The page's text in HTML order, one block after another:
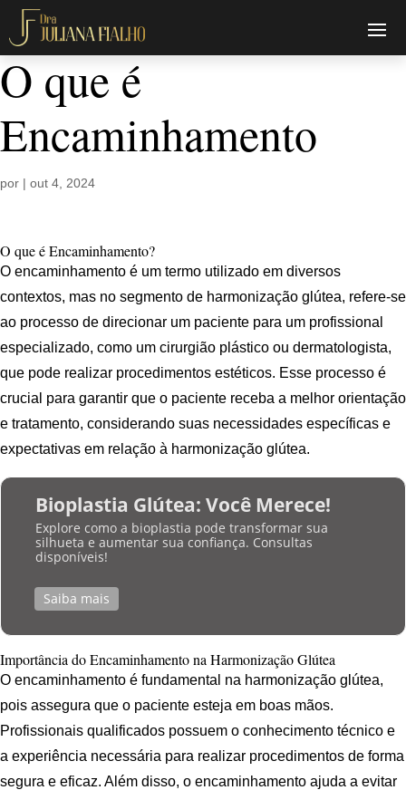
O que é
Encaminhamento
por | out 4, 2024
O que é Encaminhamento?
O encaminhamento é um termo utilizado em diversos
contextos, mas no segmento de harmonização glútea, refere-se
ao processo de direcionar um paciente para um profissional
especializado, como um cirurgião plástico ou dermatologista,
que pode realizar procedimentos estéticos. Esse processo é
crucial para garantir que o paciente receba a melhor orientação
e tratamento, considerando suas necessidades específicas e
expectativas em relação à harmonização glútea.
Bioplastia Glútea: Você Merece!
Explore como a bioplastia pode transformar sua
silhueta e aumentar sua confiança. Consultas
disponíveis!
Saiba mais
Importância do Encaminhamento na Harmonização Glútea
O encaminhamento é fundamental na harmonização glútea,
pois assegura que o paciente esteja em boas mãos.
Profissionais qualificados possuem o conhecimento técnico e
a experiência necessária para realizar procedimentos de forma
segura e eficaz. Além disso, o encaminhamento ajuda a evitar